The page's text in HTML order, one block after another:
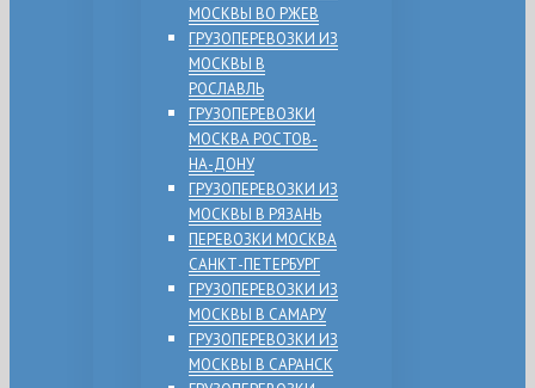
МОСКВЫ ВО РЖЕВ
ГРУЗОПЕРЕВОЗКИ ИЗ
МОСКВЫ В
РОСЛАВЛЬ
ГРУЗОПЕРЕВОЗКИ
МОСКВА РОСТОВ-
НА-ДОНУ
ГРУЗОПЕРЕВОЗКИ ИЗ
МОСКВЫ В РЯЗАНЬ
ПЕРЕВОЗКИ МОСКВА
САНКТ-ПЕТЕРБУРГ
ГРУЗОПЕРЕВОЗКИ ИЗ
МОСКВЫ В САМАРУ
ГРУЗОПЕРЕВОЗКИ ИЗ
МОСКВЫ В САРАНСК